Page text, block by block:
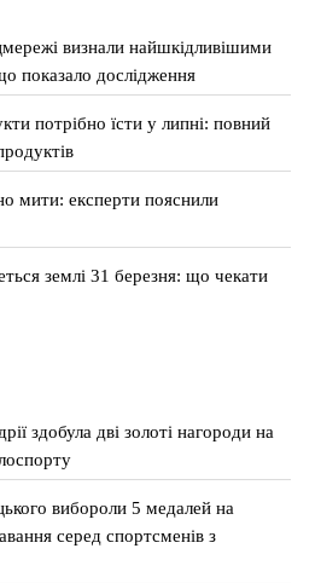
визнали найшкідливішими
показало дослідження
потрібно їсти у липні: повний
мити: експерти пояснили
землі 31 березня: що чекати
здобула дві золоті нагороди на
вибороли 5 медалей на
серед спортсменів з